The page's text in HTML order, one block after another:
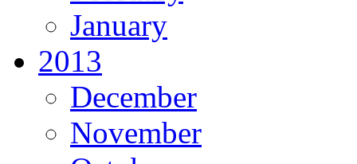
January
2013
December
November